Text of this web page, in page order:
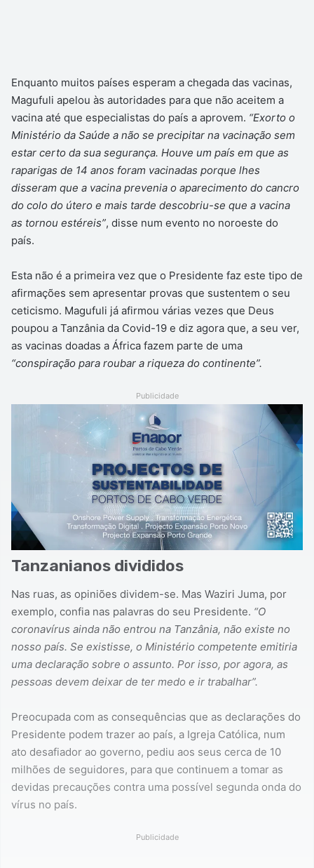
Enquanto muitos países esperam a chegada das vacinas,
Magufuli apelou às autoridades para que não aceitem a
vacina até que especialistas do país a aprovem. “Exorto o
Ministério da Saúde a não se precipitar na vacinação sem
estar certo da sua segurança. Houve um país em que as
raparigas de 14 anos foram vacinadas porque lhes
disseram que a vacina prevenia o aparecimento do cancro
do colo do útero e mais tarde descobriu-se que a vacina
as tornou estéreis”, disse num evento no noroeste do
país.
Esta não é a primeira vez que o Presidente faz este tipo de
afirmações sem apresentar provas que sustentem o seu
ceticismo. Magufuli já afirmou várias vezes que Deus
poupou a Tanzânia da Covid-19 e diz agora que, a seu ver,
as vacinas doadas a África fazem parte de uma
“conspiração para roubar a riqueza do continente”.
Publicidade
Tanzanianos divididos
Nas ruas, as opiniões dividem-se. Mas Waziri Juma, por
exemplo, confia nas palavras do seu Presidente. “O
coronavírus ainda não entrou na Tanzânia, não existe no
nosso país. Se existisse, o Ministério competente emitiria
uma declaração sobre o assunto. Por isso, por agora, as
pessoas devem deixar de ter medo e ir trabalhar”.
Preocupada com as consequências que as declarações do
Presidente podem trazer ao país, a Igreja Católica, num
ato desafiador ao governo, pediu aos seus cerca de 10
milhões de seguidores, para que continuem a tomar as
devidas precauções contra uma possível segunda onda do
vírus no país.
Publicidade